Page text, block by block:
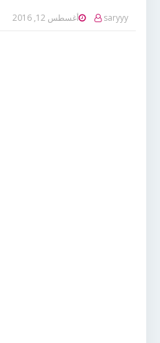
saryyy أغسطس 12, 2016